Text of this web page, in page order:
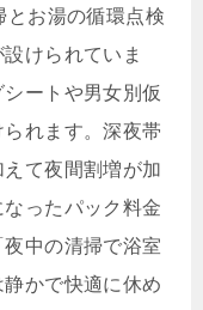
とお湯の循環点検
けられていま
ートや男女別仮
れます。深夜帯
て夜間割増が加
ったパック料金
中の清掃で浴室
かで快適に休め